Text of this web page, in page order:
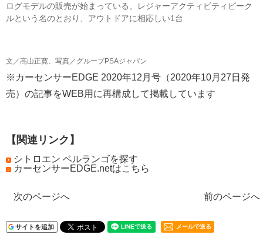
ログモデルの販売が始まっている。レジャーアクティビティビーク
ルという名のとおり、アウトドアに相応しい1台
文／高山正寛、写真／グループPSAジャパン
※カーセンサーEDGE 2020年12月号（2020年10月27日発
売）の記事をWEB用に再構成して掲載しています
【関連リンク】
シトロエン ベルランゴを探す
カーセンサーEDGE.netはこちら
次のページへ 前のページへ
サイトを追加 メールで送る